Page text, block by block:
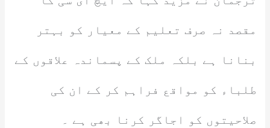
مقصد نہ صرف تعلیم کے معیار کو بہتر
بنانا ہے بلکہ ملک کے پسماندہ علاقوں کے
طلباء کو مواقع فراہم کر کے ان کی
صلاحیتوں کو اجاگر کرنا بھی ہے ۔